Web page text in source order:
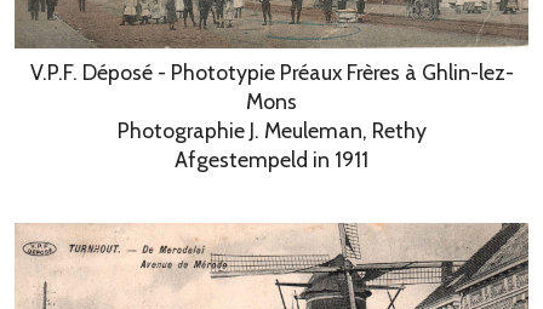
V.P.F. Déposé - Phototypie Préaux Frères à Ghlin-lez-
Mons
Photographie J. Meuleman, Rethy
Afgestempeld in 1911